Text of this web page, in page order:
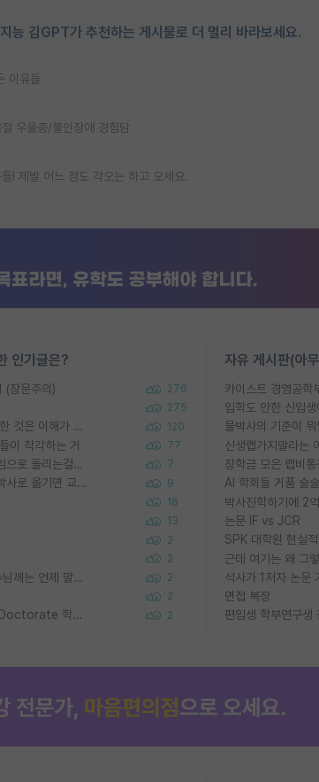
능 김GPT가 추천하는 게시물로 더 멀리 바라보세요.
이유들
우울증/불안장애 경험담
! 제발 어느 정도 각오는 하고 오세요.
인기글은?
(장문주의) 276
275
대학원생들 교수에게 가스라이팅 당한 것은 이해가 갑니다. 안타깝네요. 120
이 착각하는 거 77
왜 후배가 못하는걸 교수님은 내 책임으로 돌리는걸까요? 7
SSH 박사과정을 그만두고 지방대 박사로 옮기면 교수의 꿈은 끝일까요? 9
16
13
2
2
타대학원 컨텍 준비중인데, 지도교수님께는 언제 말씀드려야 할까요? 2
2
우리나라도 학구 열풍보면 Higher Doctorate 학위가 필요하다고 봅니다. 2
자유 게시판(아
카이스트 경영공학
입학도 안한 신입
물박사의 기준이 뭐
신생랩가지말라는
장학금 모은 랩비통
AI 학회들 거품 슬
논문 IF vs JCR
SPK 대학원 현실
근데 여기는 왜 그
석사가 1저자 논문
면접 복장
편입생 학부연구생